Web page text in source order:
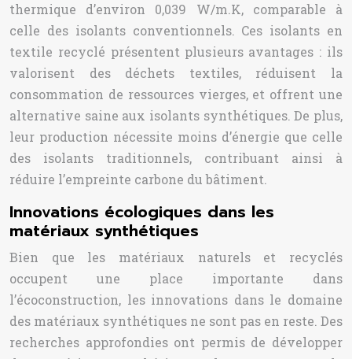
thermique d’environ 0,039 W/m.K, comparable à
celle des isolants conventionnels. Ces isolants en
textile recyclé présentent plusieurs avantages : ils
valorisent des déchets textiles, réduisent la
consommation de ressources vierges, et offrent une
alternative saine aux isolants synthétiques. De plus,
leur production nécessite moins d’énergie que celle
des isolants traditionnels, contribuant ainsi à
réduire l’empreinte carbone du bâtiment.
Innovations écologiques dans les
matériaux synthétiques
Bien que les matériaux naturels et recyclés
occupent une place importante dans
l’écoconstruction, les innovations dans le domaine
des matériaux synthétiques ne sont pas en reste. Des
recherches approfondies ont permis de développer